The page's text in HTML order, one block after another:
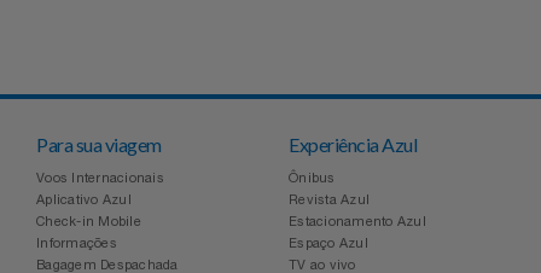
Para sua viagem
Voos Internacionais
Aplicativo Azul
Check-in Mobile
Informações
Bagagem Despachada
Experiência Azul
Ônibus
Revista Azul
Estacionamento Azul
Espaço Azul
TV ao vivo